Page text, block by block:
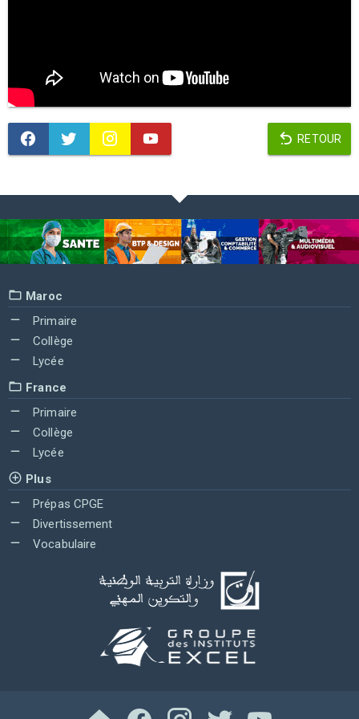
RETOUR
Maroc
Primaire
Collège
Lycée
France
Primaire
Collège
Lycée
Plus
Prépas CPGE
Divertissement
Vocabulaire